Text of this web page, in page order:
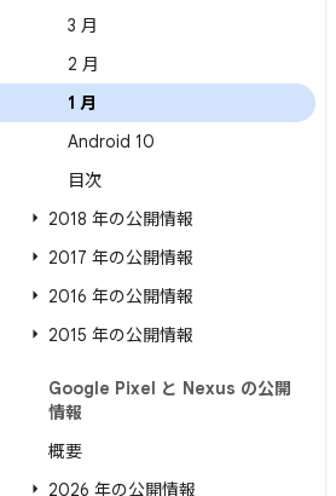
3 月
2 月
1 月
Android 10
目次
2018 年の公開情報
2017 年の公開情報
2016 年の公開情報
2015 年の公開情報
Google Pixel と Nexus の公開
情報
概要
2026 年の公開情報